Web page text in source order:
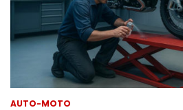
AUTO-MOTO